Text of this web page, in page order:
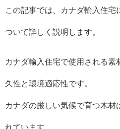
この記事では、カナダ輸入住宅
ついて詳しく説明します。
カナダ輸入住宅で使用される素
久性と環境適応性です。
カナダの厳しい気候で育つ木材
れています。